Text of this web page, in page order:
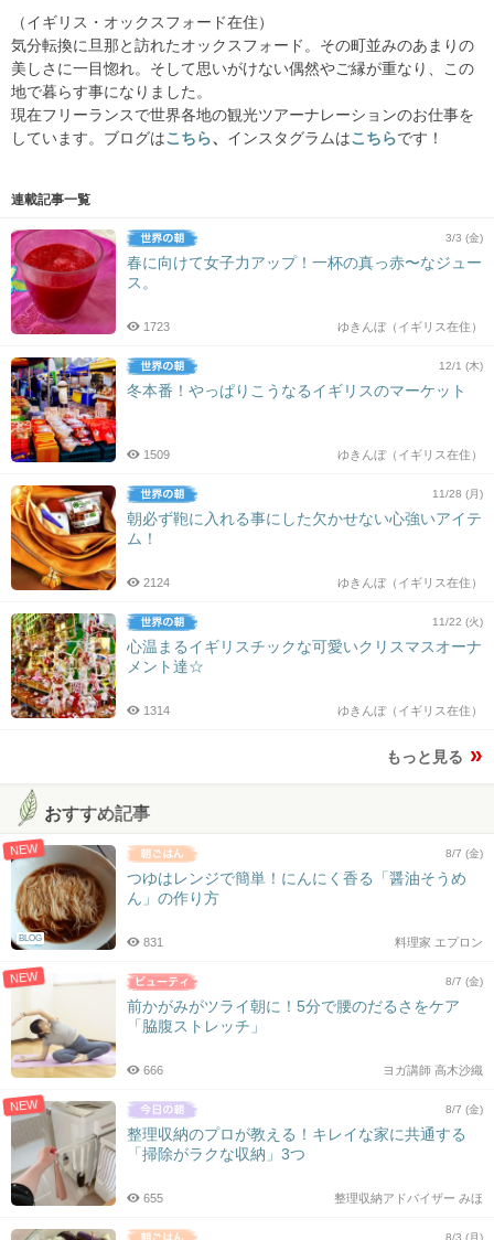
（イギリス・オックスフォード在住）
気分転換に旦那と訪れたオックスフォード。その町並みのあまりの
美しさに一目惚れ。そして思いがけない偶然やご縁が重なり、この
地で暮らす事になりました。
現在フリーランスで世界各地の観光ツアーナレーションのお仕事を
しています。ブログはこちら、 インスタグラムはこちらです！
連載記事一覧
3/3 (金)
春に向けて女子力アップ！一杯の真っ赤〜なジュー
ス。
ゆきんぼ（イギリス在住）
1723
12/1 (木)
冬本番！やっぱりこうなるイギリスのマーケット
ゆきんぼ（イギリス在住）
1509
11/28 (月)
朝必ず鞄に入れる事にした欠かせない心強いアイテ
ム！
ゆきんぼ（イギリス在住）
2124
11/22 (火)
心温まるイギリスチックな可愛いクリスマスオーナ
メント達☆
ゆきんぼ（イギリス在住）
1314
もっと見る
おすすめ記事
NEW
BLOG
8/7 (金)
つゆはレンジで簡単！にんにく香る「醤油そうめ
ん」の作り方
料理家 エプロン
831
NEW 8/7 (金)
前かがみがツライ朝に！5分で腰のだるさをケア
「脇腹ストレッチ」
ヨガ講師 高木沙織
666
NEW 8/7 (金)
整理収納のプロが教える！キレイな家に共通する
「掃除がラクな収納」3つ
整理収納アドバイザー みほ
655
8/3 (月)